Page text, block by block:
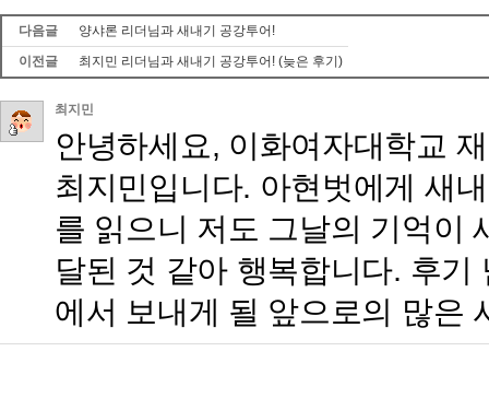
다음글
양샤론 리더님과 새내기 공강투어!
이전글
최지민 리더님과 새내기 공강투어! (늦은 후기)
최지민
안녕하세요, 이화여자대학교
최지민입니다. 아현벗에게 새
를 읽으니 저도 그날의 기억이
달된 것 같아 행복합니다. 후
에서 보내게 될 앞으로의 많은